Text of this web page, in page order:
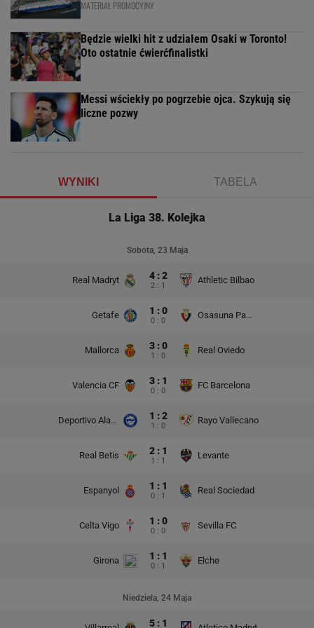
MATERIAŁ PROMOCYJNY
Będzie wielki hit z udziałem Osaki w Toronto!
Oto ostatnie ćwierćfinalistki
Messi wściekły po pogrzebie ojca. Szykują się
liczne pozwy
WYNIKI TABELA
La Liga 38. Kolejka
Sobota, 23 Maja
Real Madryt 4 : 2
2 : 1
Athletic Bilbao
Getafe 1 : 0
0 : 0
Osasuna Pampeluna
Mallorca 3 : 0
1 : 0
Real Oviedo
Valencia CF 3 : 1
0 : 0
FC Barcelona
Deportivo Alaves 1 : 2
1 : 0
Rayo Vallecano
Real Betis 2 : 1
1 : 1
Levante
Espanyol 1 : 1
0 : 1
Real Sociedad
Celta Vigo 1 : 0
0 : 0
Sevilla FC
Girona 1 : 1
0 : 1
Elche
Niedziela, 24 Maja
5 : 1